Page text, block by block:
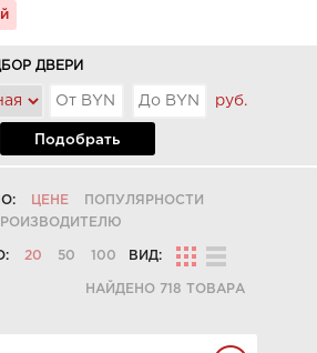
ДВЕРИ
руб.
Подобрать
ЦЕНЕ
ПОПУЛЯРНОСТИ
20 50 100 ВИД:
НАЙДЕНО 718 ТОВАРА